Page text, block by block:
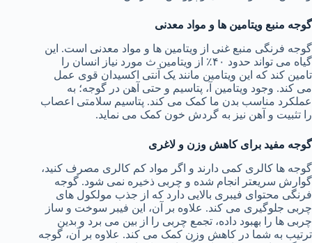
گوجه منبع ویتامین ها و مواد معدنی
گوجه فرنگی منبع غنی از ویتامین ها و مواد معدنی است. این
گیاه می تواند حدود ۴۰٪ از ویتامین ث مورد نیاز انسان را
تامین کند که این ویتامین مانند یک آنتی اکسیدان قوی عمل
می کند. وجود ویتامین آ، پتاسیم و حتی آهن در گوجه؛ به
عملکرد مناسب بدن ما کمک می کند. پتاسیم سلامتی اعصاب
را تثبیت و آهن نیز به گردش خون کمک می نماید.
گوجه مفید برای کاهش وزن و لاغری
گوجه ها کالری کمی دارند و اگر مواد کم کالری مصرف کنید،
گوارش سریعتر انجام شده و چربی ذخیره نمی شود. گوجه
فرنگی محتوای فیبری بالایی دارد که از جذب مولکول های
چربی جلوگیری می کند. علاوه بر آن، این فیبر سوخت و ساز
چربی ها را بهبود داده، تجمع چربی را از بین می برد و بدین
ترتیب به شما در کاهش وزن کمک می کند. علاوه بر آن، گوجه